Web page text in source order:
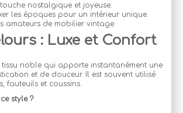
nostalgique et joyeuse.
les époques pour un intérieur unique.
amateurs de mobilier vintage.
: Luxe et Confort
tissu noble qui apporte instantanément une
et de douceur. Il est souvent utilisé
fauteuils et coussins.
style ?